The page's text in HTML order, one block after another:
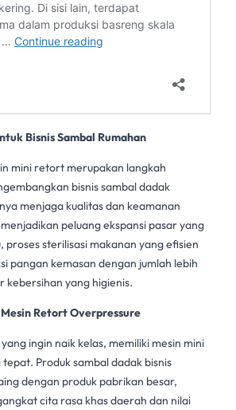
Bisnis Sambal Rumahan
mini retort merupakan langkah
bisnissambal dadak
menjaga kualitas dan keamanan
peluang ekspansi pasar yang
proses sterilisasi makanan yang efisien
pangan kemasan dengan jumlah lebih
kebersihan yang higienis.
Mesin Retort Overpressure
ingin naik kelas, memiliki mesin mini
tepat. Produksambal dadak bisnis
dengan produk pabrikan besar,
cita rasa khas daerah dan nilai